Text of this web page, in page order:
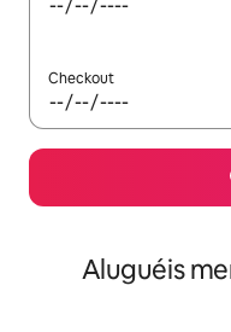
Checkout
Aluguéis